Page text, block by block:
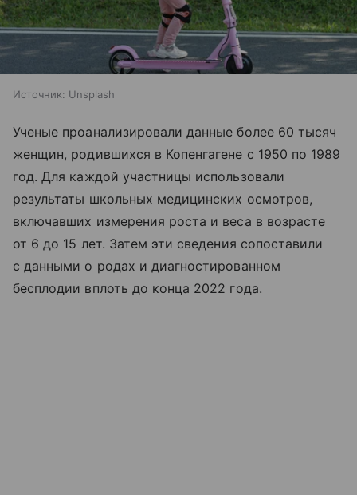
Источник: Unsplash
Ученые проанализировали данные более 60 тысяч
женщин, родившихся в Копенгагене с 1950 по 1989
год. Для каждой участницы использовали
результаты школьных медицинских осмотров,
включавших измерения роста и веса в возрасте
от 6 до 15 лет. Затем эти сведения сопоставили
с данными о родах и диагностированном
бесплодии вплоть до конца 2022 года.